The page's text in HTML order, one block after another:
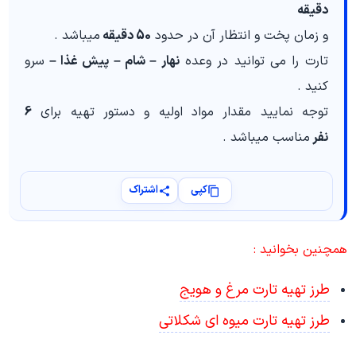
دقیقه
و زمان پخت و انتظار آن در حدود 50 دقیقه
میباشد .
تارت را می توانید در وعدهنهار – شام – پیش غذا – سرو
کنید .
توجه نمایید مقدار مواد اولیه و دستور تهیه برای 6
نفرمناسب میباشد .
کپی اشتراک
همچنین بخوانید :
طرز تهیه تارت مرغ و هویج
طرز تهیه تارت میوه ای شکلاتی